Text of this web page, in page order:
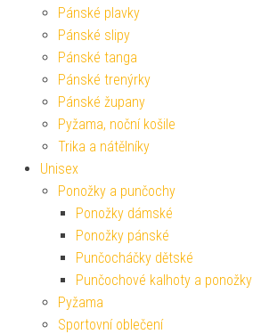
Pánské plavky
Pánské slipy
Pánské tanga
Pánské trenýrky
Pánské župany
Pyžama, noční košile
Trika a nátělníky
Unisex
Ponožky a punčochy
Ponožky dámské
Ponožky pánské
Punčocháčky dětské
Punčochové kalhoty a ponožky
Pyžama
Sportovní oblečení